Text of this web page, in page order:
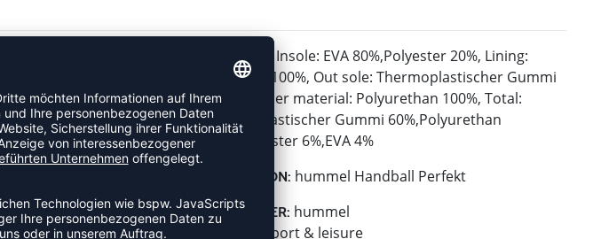
von einem
und Grip und
ihm ein
MATERIAL:
Insole: EVA 80%,Polyester 20%, Lining:
Polyester 100%, Out sole: Thermoplastischer Gummi
100%, Upper material: Polyurethan 100%, Total:
Thermoplastischer Gummi 60%,Polyurethan
30%,Polyester 6%,EVA 4%
KOLLEKTION: hummel Handball Perfekt
HERSTELLER: hummel
hummel sport & leisure